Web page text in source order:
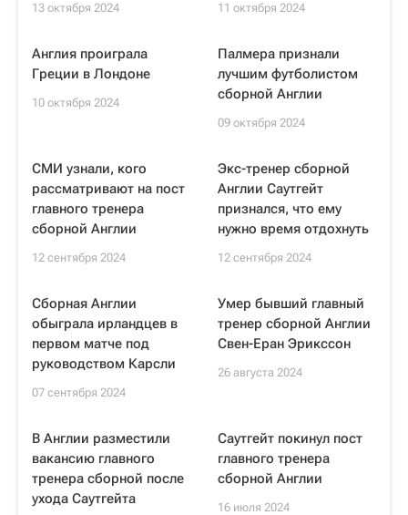
13 октября 2024 11 октября 2024
Англия проиграла
Греции в Лондоне
10 октября 2024
Палмера признали
лучшим футболистом
сборной Англии
09 октября 2024
СМИ узнали, кого
рассматривают на пост
главного тренера
сборной Англии
12 сентября 2024
Экс-тренер сборной
Англии Саутгейт
признался, что ему
нужно время отдохнуть
12 сентября 2024
Сборная Англии
обыграла ирландцев в
первом матче под
руководством Карсли
07 сентября 2024
Умер бывший главный
тренер сборной Англии
Свен-Еран Эрикссон
26 августа 2024
В Англии разместили
вакансию главного
тренера сборной после
ухода Саутгейта
Саутгейт покинул пост
главного тренера
сборной Англии
16 июля 2024